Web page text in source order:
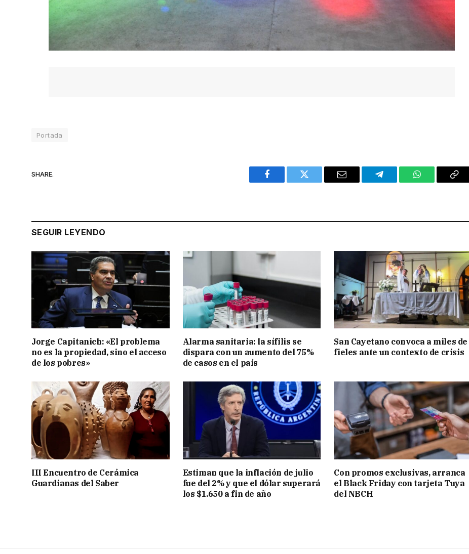
Portada
SHARE.
Facebook Twitter Email Telegram WhatsApp
SEGUIR LEYENDO
Jorge Capitanich: «El problema
no es la propiedad, sino el acceso
de los pobres»
Alarma sanitaria: la sífilis se
dispara con un aumento del 75%
de casos en el país
San Cayetano convoca a miles de
fieles ante un contexto de crisis
III Encuentro de Cerámica
Guardianas del Saber
Estiman que la inflación de julio
fue del 2% y que el dólar superará
los $1.650 a fin de año
Con promos exclusivas, arranca
el Black Friday con tarjeta Tuya
del NBCH